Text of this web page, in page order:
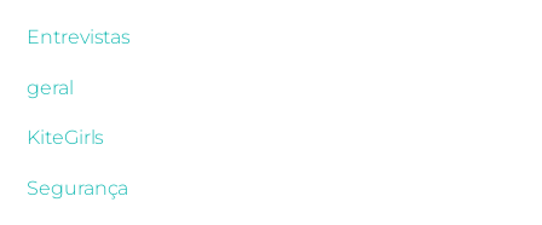
Entrevistas
geral
KiteGirls
Segurança